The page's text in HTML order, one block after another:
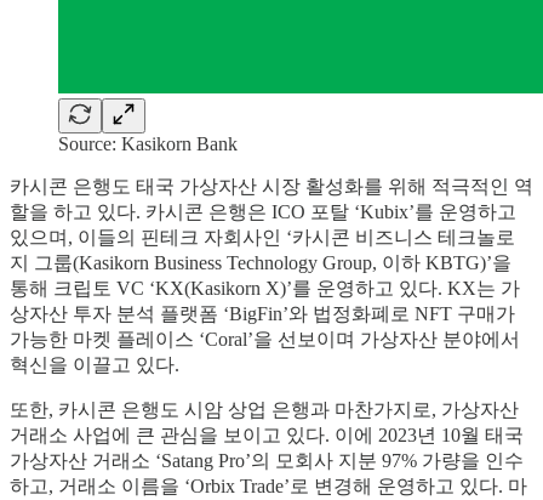
Source: Kasikorn Bank
카시콘 은행도 태국 가상자산 시장 활성화를 위해 적극적인 역
할을 하고 있다. 카시콘 은행은 ICO 포탈 ‘Kubix’를 운영하고
있으며, 이들의 핀테크 자회사인 ‘카시콘 비즈니스 테크놀로
지 그룹(Kasikorn Business Technology Group, 이하 KBTG)’을
통해 크립토 VC ‘KX(Kasikorn X)’를 운영하고 있다. KX는 가
상자산 투자 분석 플랫폼 ‘BigFin’와 법정화폐로 NFT 구매가
가능한 마켓 플레이스 ‘Coral’을 선보이며 가상자산 분야에서
혁신을 이끌고 있다.
또한, 카시콘 은행도 시암 상업 은행과 마찬가지로, 가상자산
거래소 사업에 큰 관심을 보이고 있다. 이에 2023년 10월 태국
가상자산 거래소 ‘Satang Pro’의 모회사 지분 97% 가량을 인수
하고, 거래소 이름을 ‘Orbix Trade’로 변경해 운영하고 있다. 마